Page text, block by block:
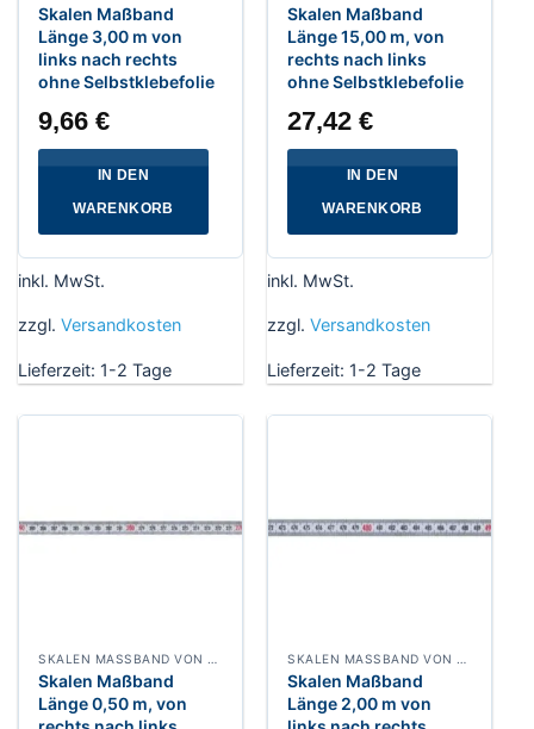
Skalen Maßband
Länge 3,00 m von
links nach rechts
ohne Selbstklebefolie
9,66€
IN DEN
WARENKORB
inkl. MwSt.
zzgl. Versandkosten
Lieferzeit: 1-2 Tage
Skalen Maßband
Länge 15,00 m, von
rechts nach links
ohne Selbstklebefolie
27,42€
IN DEN
WARENKORB
inkl. MwSt.
zzgl. Versandkosten
Lieferzeit: 1-2 Tage
Skalen Maßband
Länge 0,50 m, von
Skalen Maßband
Länge 2,00 m von